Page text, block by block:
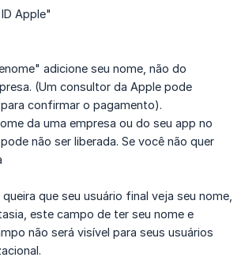
Apple"
adicione seu nome, não do
(Um consultor da Apple pode
confirmar o pagamento).
da uma empresa ou do seu app no
não ser liberada. Se você não quer
que seu usuário final veja seu nome,
este campo de ter seu nome e
não será visível para seus usuários